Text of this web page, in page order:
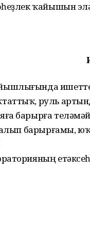
ҡайышын
руль
барырға
алып барырғамы,